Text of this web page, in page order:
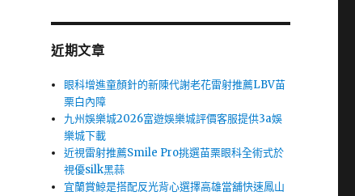
近期文章
眼科增進童顏針的新陳代謝老花雷射推薦LBV苗
栗白內障
九州娛樂城2026富遊娛樂城評價客服提供3a娛
樂城下載
近視雷射推薦Smile Pro挑選苗栗眼科全術式於
視優silk黑蒜
宜蘭賞鯨是搭配反光背心選擇高雄當舖快速鳳山